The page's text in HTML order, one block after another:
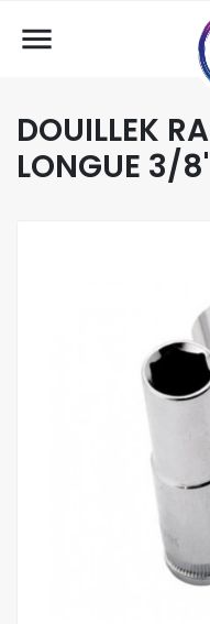

DOUILLEK
LONGUE 3/